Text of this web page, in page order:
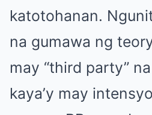
katotohanan.
na gumawa ng
may “third party”
kaya’y may